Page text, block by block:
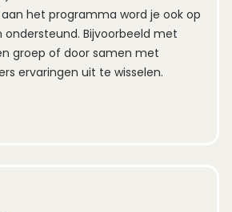
het programma word je ook op
Bijvoorbeeld met
groep of door samen met
ervaringen uit te wisselen.